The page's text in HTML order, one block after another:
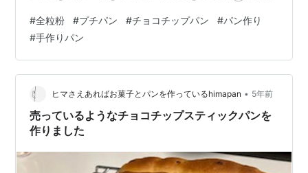
②分割は半分にしたものと、半分を4分割したものにし
ます。 ③ベンチタイム15分取ります。 ④4分割の方は
丸め直し天板に乗せます。 ⑤半分の生地は伸ばしてチョ
コチップを散りばめ三つ折りにし縦長の4分割にします。
さらに半分に切りね…
#全粒粉 #プチパン #チョコチップパン #パン作り
#手作りパン
ヒマさえあればお菓子とパンを作っているhimapan • 5年前
売っているようなチョコチップスティックパンを
作りました